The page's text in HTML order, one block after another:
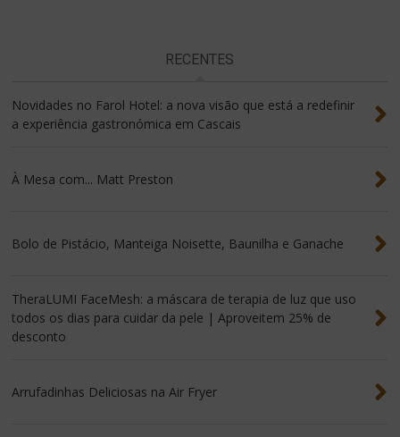
RECENTES
Novidades no Farol Hotel: a nova visão que está a redefinir
a experiência gastronómica em Cascais
À Mesa com... Matt Preston
Bolo de Pistácio, Manteiga Noisette, Baunilha e Ganache
TheraLUMI FaceMesh: a máscara de terapia de luz que uso
todos os dias para cuidar da pele | Aproveitem 25% de
desconto
Arrufadinhas Deliciosas na Air Fryer